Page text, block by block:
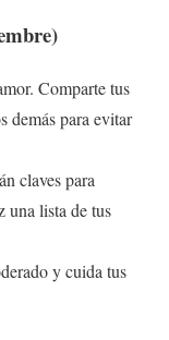
Comparte tus
demás para evitar
claves para
una lista de tus
y cuida tus